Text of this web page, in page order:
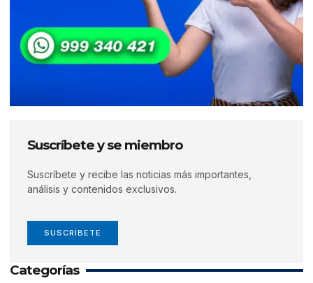
Suscríbete y se miembro
Suscríbete y recibe las noticias más importantes,
análisis y contenidos exclusivos.
SUSCRÍBETE
Categorías